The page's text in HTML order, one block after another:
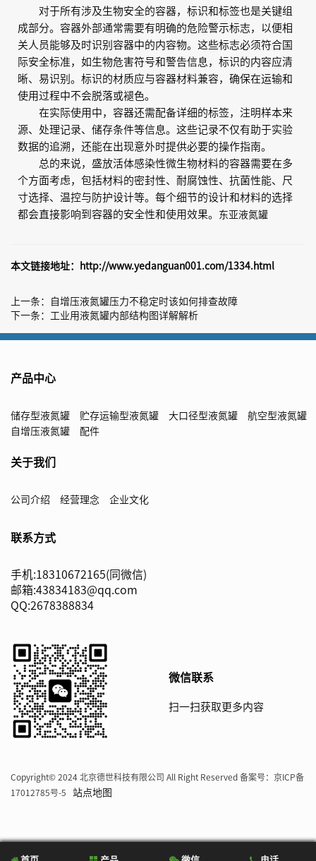
对于所有涉及生物安全的容器，标识和标签也是关键组
成部分。容器外部通常需要有明确的危险警示标志，以便相
关人员能够及时识别容器中的内容物。这些标志必须符合国
际安全标准，如生物危害符号和警告信息，标识的内容应清
晰、易识别。标识的材质应与容器材料兼容，确保在运输和
使用过程中不会脱落或褪色。
在实际使用中，容器还需配备详细的标签，注明样本来
源、处理记录、储存条件等信息。这些记录不仅有助于实验
数据的追溯，还能在出现意外时提供必要的操作指南。
总的来说，盛放活体感染性微生物材料的容器需要在多
个方面考虑，包括材料的密封性、耐腐蚀性、抗菌性能、尺
寸选择、温控与防护设计等。每个细节的设计和材料的选择
都会直接影响到容器的安全性和使用效果。
东亚液氮罐
本文链接地址： http://www.yedanguan001.com/1334.html
上一条：
自增压液氮罐压力不稳定时该如何排查故障
下一条： 工业用液氮罐内部结构图详解解析
产品中心
储存型液氮罐 贮存运输型液氮罐 大口径型液氮罐
航空型液氮罐
自增压液氮罐
配件
关于我们
公司介绍 经营理念 企业文化
联系方式
手机:18310672165(同微信)
邮箱:43834183@qq.com
QQ:2678388834
微信联系
扫一扫获取更多内容
Copyright© 2024 北京德世科技有限公司 All Right Reserved 备案号： 京ICP备
17012785号-5
站点地图